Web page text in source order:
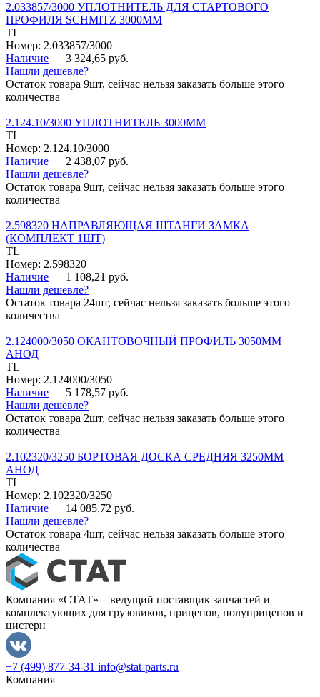
2.033857/3000 УПЛОТНИТЕЛЬ ДЛЯ СТАРТОВОГО
ПРОФИЛЯ SCHMITZ 3000ММ
TL
Номер: 2.033857/3000
Наличие
3 324,65 руб.
Нашли дешевле?
Остаток товара 9шт, сейчас нельзя заказать больше этого
количества
2.124.10/3000 УПЛОТНИТЕЛЬ 3000ММ
TL
Номер: 2.124.10/3000
Наличие
2 438,07 руб.
Нашли дешевле?
Остаток товара 9шт, сейчас нельзя заказать больше этого
количества
2.598320 НАПРАВЛЯЮЩАЯ ШТАНГИ ЗАМКА
(КОМПЛЕКТ 1ШТ)
TL
Номер: 2.598320
Наличие
1 108,21 руб.
Нашли дешевле?
Остаток товара 24шт, сейчас нельзя заказать больше этого
количества
2.124000/3050 ОКАНТОВОЧНЫЙ ПРОФИЛЬ 3050ММ
АНОД
TL
Номер: 2.124000/3050
Наличие
5 178,57 руб.
Нашли дешевле?
Остаток товара 2шт, сейчас нельзя заказать больше этого
количества
2.102320/3250 БОРТОВАЯ ДОСКА СРЕДНЯЯ 3250ММ
АНОД
TL
Номер: 2.102320/3250
Наличие
14 085,72 руб.
Нашли дешевле?
Остаток товара 4шт, сейчас нельзя заказать больше этого
количества
Компания «СТАТ» – ведущий поставщик запчастей и
комплектующих для грузовиков, прицепов, полуприцепов и
цистерн
+7 (499) 877-34-31 info@stat-parts.ru
Компания